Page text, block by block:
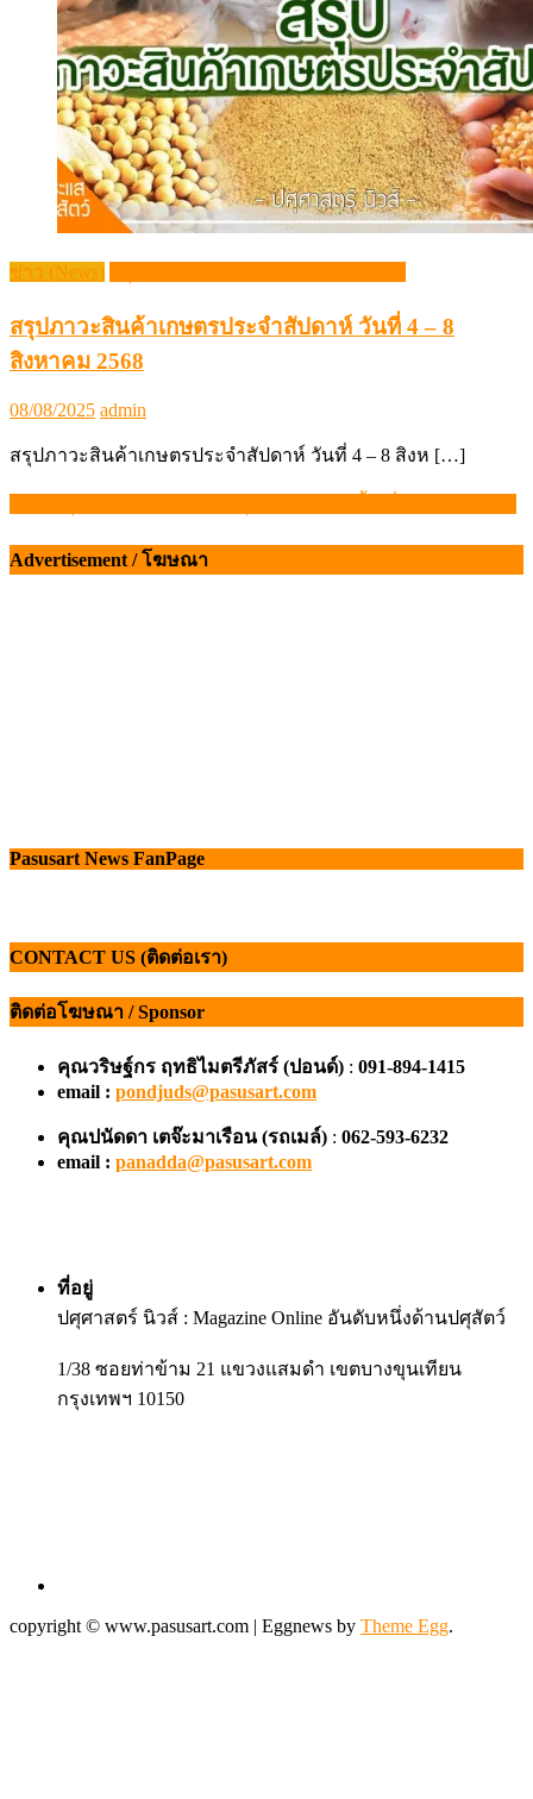
ข่าว (News)
สรุปภาวะสินค้าเกษตรประจำสัปดาห์ วันที่ 4 – 8
สิงหาคม 2568
Posted
08/08/2025 Author
admin
สรุปภาวะสินค้าเกษตรประจำสัปดาห์ วันที่ 4 – 8 สิงห […]
แนะแนว
เรื่อง
Advertisement / โฆษณา
Pasusart News FanPage
CONTACT US (ติดต่อเรา)
ติดต่อโฆษณา / Sponsor
คุณวริษฐ์กร ฤทธิไมตรีภัสร์ (ปอนด์) : 091-894-1415
email : pondjuds@pasusart.com
คุณปนัดดา เตจ๊ะมาเรือน (รถเมล์) : 062-593-6232
email : panadda@pasusart.com
ที่อยู่
ปศุศาสตร์ นิวส์ : Magazine Online อันดับหนึ่งด้านปศุสัตว์
1/38 ซอยท่าข้าม 21 แขวงแสมดำ เขตบางขุนเทียน
กรุงเทพฯ 10150
copyright © www.pasusart.com | Eggnews by Theme Egg.